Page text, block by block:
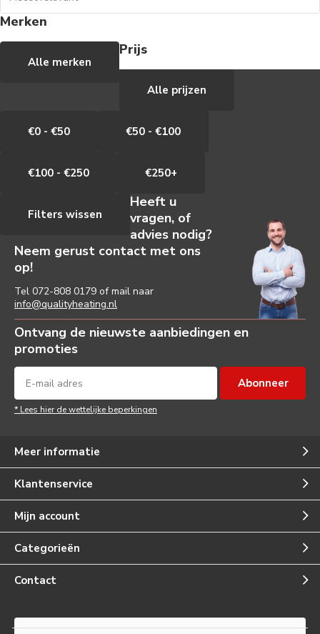
Merken
Alle merken
Prijs
Alle prijzen
€0 - €50 €50 - €100
€100 - €250 €250+
Filters wissen
Heeft u
vragen, of
advies nodig?
Neem gerust contact met ons
op!
Tel 072-808 0179 of mail naar
info@qualityheating.nl
Ontvang de nieuwste aanbiedingen en
promoties
Abonneer
* Lees hier de wettelijke beperkingen
Meer informatie
Klantenservice
Mijn account
Categorieën
Contact